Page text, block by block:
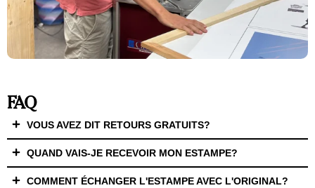
FAQ
VOUS AVEZ DIT RETOURS GRATUITS?
QUAND VAIS-JE RECEVOIR MON ESTAMPE?
COMMENT ÉCHANGER L'ESTAMPE AVEC L'ORIGINAL?